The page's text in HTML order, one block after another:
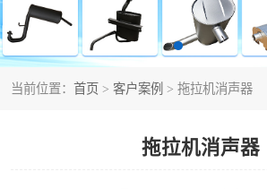
当前位置： 首页 > 客户案例 > 拖拉机消声器
拖拉机消声器